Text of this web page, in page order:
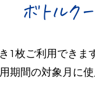
ボトル
1枚ご利用できま
期間の対象月に